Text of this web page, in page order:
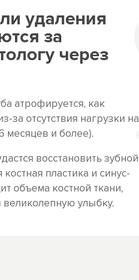
удаления
за
через
атрофируется, как
отсутствия нагрузки на
месяцев и более).
восстановить зубной
пластика и синус-
объема костной ткани,
улыбку.